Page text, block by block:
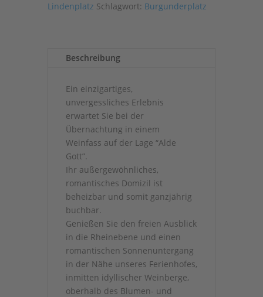
Lindenplatz Schlagwort: Burgunderplatz
Beschreibung
Ein einzigartiges,
unvergessliches Erlebnis
erwartet Sie bei der
Übernachtung in einem
Weinfass auf der Lage “Alde
Gott”.
Ihr außergewöhnliches,
romantisches Domizil ist
beheizbar und somit ganzjährig
buchbar.
Genießen Sie den freien Ausblick
in die Rheinebene und einen
romantischen Sonnenuntergang
in der Nähe unseres Ferienhofes,
inmitten idyllischer Weinberge,
oberhalb des Blumen- und